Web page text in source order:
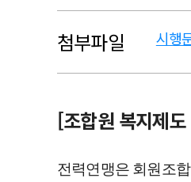
첨부파일 시행
본문
[조합원 복지제
전력연맹은 회원조